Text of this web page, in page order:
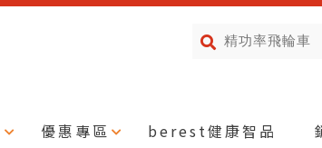
優惠專區 berest健康智品